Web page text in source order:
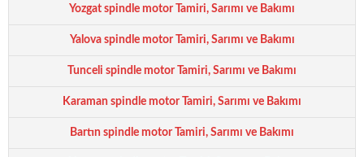
Yozgat spindle motor Tamiri, Sarımı ve Bakımı
Yalova spindle motor Tamiri, Sarımı ve Bakımı
Tunceli spindle motor Tamiri, Sarımı ve Bakımı
Karaman spindle motor Tamiri, Sarımı ve Bakımı
Bartın spindle motor Tamiri, Sarımı ve Bakımı